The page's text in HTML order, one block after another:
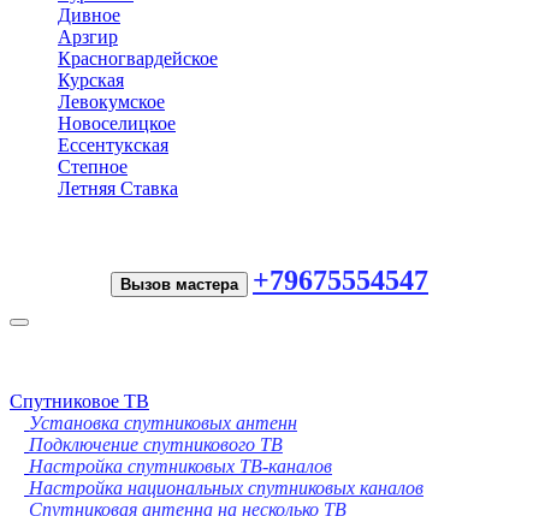
Дивное
Арзгир
Красногвардейское
Курская
Левокумское
Новоселицкое
Ессентукская
Степное
Летняя Ставка
Вызов мастера +79675554547
Toggle
Спутниковое ТВ
Установка спутниковых антенн
Подключение спутникового ТВ
Настройка спутниковых ТВ-каналов
Настройка национальных спутниковых каналов
Спутниковая антенна на несколько ТВ